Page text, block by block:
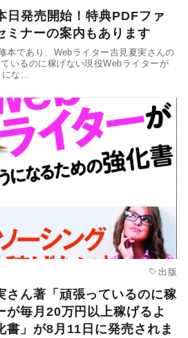
日発売開始！特典PDFファ
ミナーの案内もあります
本であり、Webライター吉見夏実さんの
いるのに稼げない現役Webライターが
な…
出版
さん著「頑張っているのに稼
が毎月20万円以上稼げるよ
書」が8月11日に発売されま